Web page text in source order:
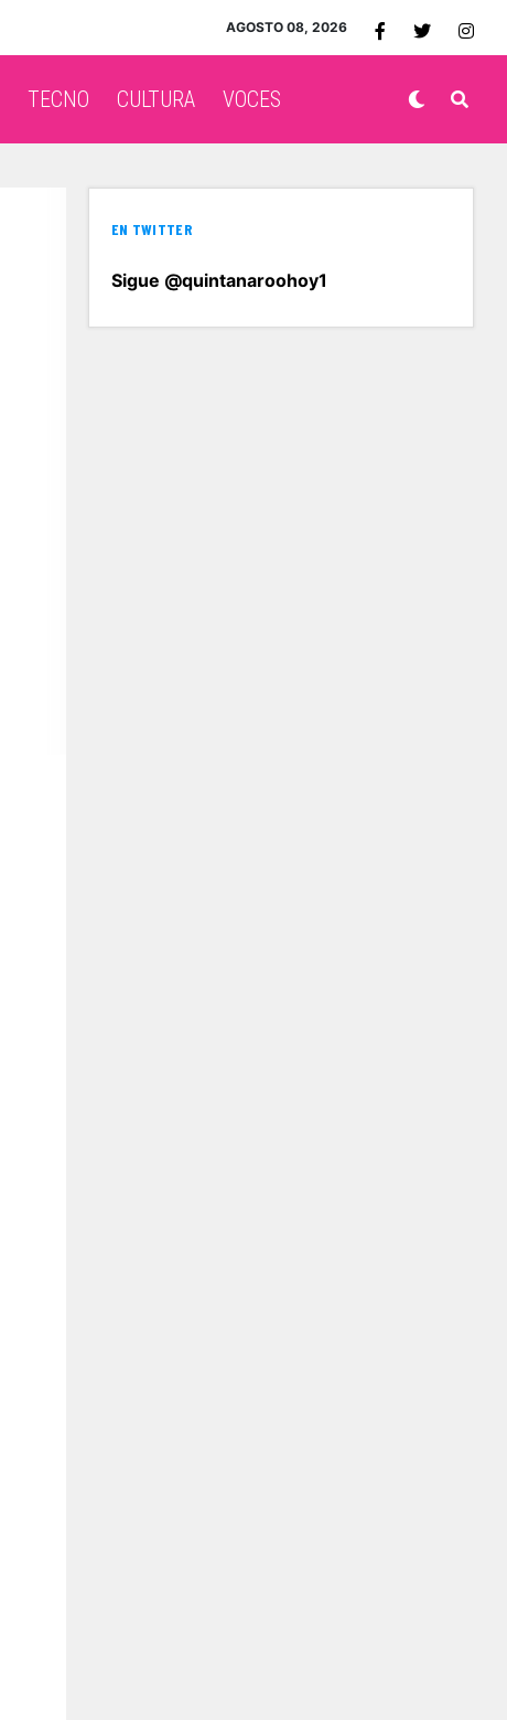
AGOSTO 08, 2026
TECNO CULTURA VOCES
EN TWITTER
Sigue @quintanaroohoy1